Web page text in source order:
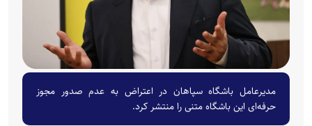
مدیرعامل باشگاه سپاهان در اعتراض به عدم صدور مجوز
حرفه‌ای این باشگاه متنی را منتشر کرد.